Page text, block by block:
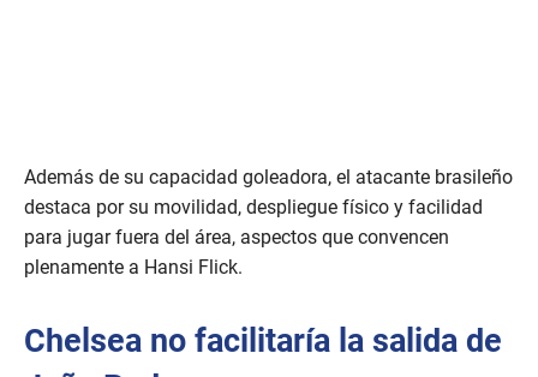
Además de su capacidad goleadora, el atacante brasileño
destaca por su movilidad, despliegue físico y facilidad
para jugar fuera del área, aspectos que convencen
plenamente a Hansi Flick.
Chelsea no facilitaría la salida de